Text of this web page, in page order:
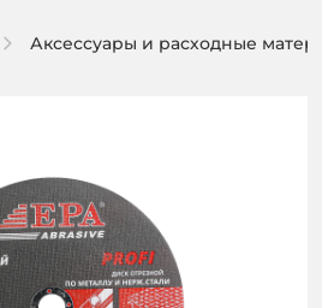
Аксессуары и расходные